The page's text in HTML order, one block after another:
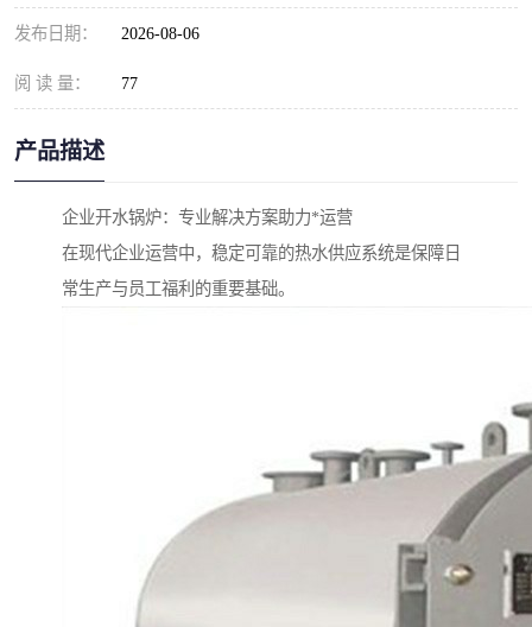
发布日期： 2026-08-06
阅 读 量： 77
产品描述
企业开水锅炉：专业解决方案助力*运营
在现代企业运营中，稳定可靠的热水供应系统是保障日
常生产与员工福利的重要基础。